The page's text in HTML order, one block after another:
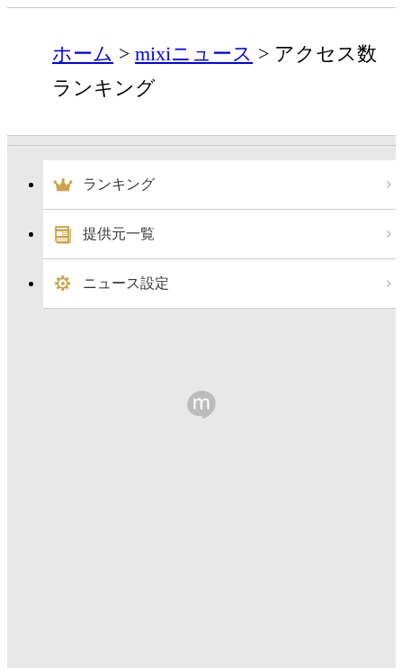
ホーム mixiニュース
アクセス数
ランキング
ランキング
提供元一覧
ニュース設定